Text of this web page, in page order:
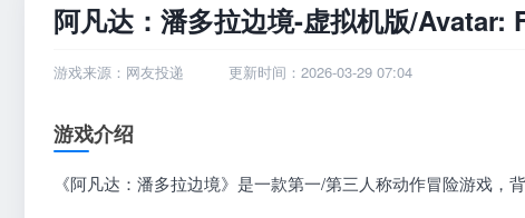
阿凡达：潘多拉边境-虚拟机版/
游戏来源：网友投递 更新时间：2026-03-29 07:04
游戏介绍
《阿凡达：潘多拉边境》是一款第一/第三人称动作冒险游戏，